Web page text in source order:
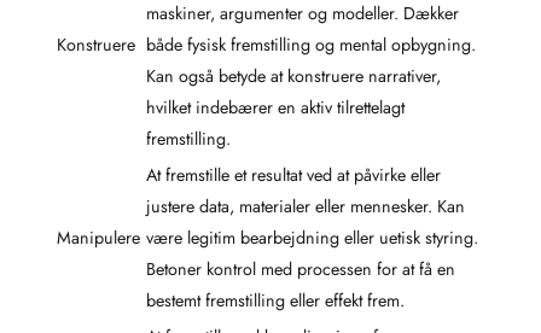
Konstruere
maskiner, argumenter og modeller. Dækker
både fysisk fremstilling og mental opbygning.
Kan også betyde at konstruere narrativer,
hvilket indebærer en aktiv tilrettelagt
fremstilling.
Manipulere
At fremstille et resultat ved at påvirke eller
justere data, materialer eller mennesker. Kan
være legitim bearbejdning eller uetisk styring.
Betoner kontrol med processen for at få en
bestemt fremstilling eller effekt frem.